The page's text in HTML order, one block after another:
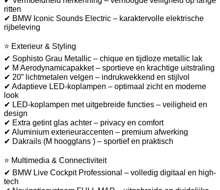
ritten
✔ BMW Iconic Sounds Electric – karaktervolle elektrische
rijbeleving
⭐ Exterieur & Styling
✔ Sophisto Grau Metallic – chique en tijdloze metallic lak
✔ M Aerodynamicapakket – sportieve en krachtige uitstraling
✔ 20” lichtmetalen velgen – indrukwekkend en stijlvol
✔ Adaptieve LED-koplampen – optimaal zicht en moderne
look
✔ LED-koplampen met uitgebreide functies – veiligheid en
design
✔ Extra getint glas achter – privacy en comfort
✔ Aluminium exterieuraccenten – premium afwerking
✔ Dakrails (M hoogglans ) – sportief en praktisch
⭐ Multimedia & Connectiviteit
✔ BMW Live Cockpit Professional – volledig digitaal en high-
tech